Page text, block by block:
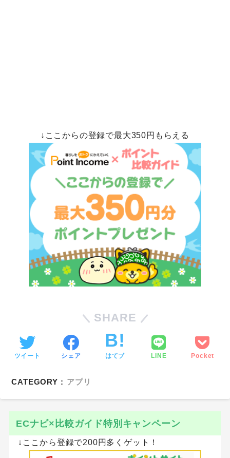
↓ここからの登録で最大350円もらえる
SHARE
ツイート シェア はてブ LINE Pocket
CATEGORY : アプリ
ECナビ×比較ガイド特別キャンペーン
↓ここから登録で200円多くゲット！